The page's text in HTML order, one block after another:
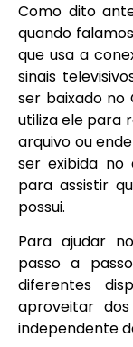
Como dito
quando
que usa a
sinais
ser baixado no
utiliza ele para
arquivo ou
ser exibida no
para assistir
possui.
Para ajudar
passo a
diferentes
aproveitar
independente